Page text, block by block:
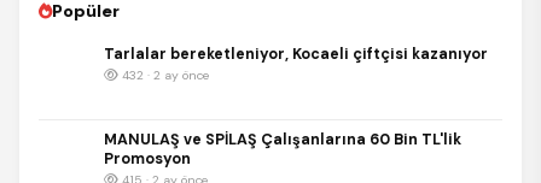
Popüler
Tarlalar bereketleniyor, Kocaeli çiftçisi kazanıyor
432 · 2 ay önce
MANULAŞ ve SPİLAŞ Çalışanlarına 60 Bin TL'lik
Promosyon